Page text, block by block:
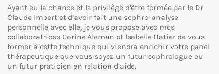
Ayant eu la chance et le privilège d’être formée par le Dr
Claude Imbert et d’avoir fait une sophro-analyse
personnelle avec elle, je vous propose avec mes
collaboratrices Corine Aleman et Isabelle Hatier de vous
former à cette technique qui viendra enrichir votre panel
thérapeutique que vous soyez un futur sophrologue ou
un futur praticien en relation d’aide.